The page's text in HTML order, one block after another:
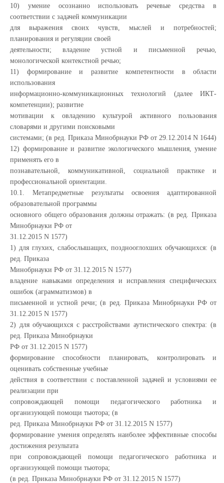
10) умение осознанно использовать речевые средства в
соответствии с задачей коммуникации
для выражения своих чувств, мыслей и потребностей;
планирования и регуляции своей
деятельности; владение устной и письменной речью,
монологической контекстной речью;
11) формирование и развитие компетентности в области
использования
информационно-коммуникационных технологий (далее ИКТ-
компетенции); развитие
мотивации к овладению культурой активного пользования
словарями и другими поисковыми
системами; (в ред. Приказа Минобрнауки РФ от 29.12.2014 N 1644)
12) формирование и развитие экологического мышления, умение
применять его в
познавательной, коммуникативной, социальной практике и
профессиональной ориентации.
10.1. Метапредметные результаты освоения адаптированной
образовательной программы
основного общего образования должны отражать: (в ред. Приказа
Минобрнауки РФ от
31.12.2015 N 1577)
1) для глухих, слабослышащих, позднооглохших обучающихся: (в
ред. Приказа
Минобрнауки РФ от 31.12.2015 N 1577)
владение навыками определения и исправления специфических
ошибок (аграмматизмов) в
письменной и устной речи; (в ред. Приказа Минобрнауки РФ от
31.12.2015 N 1577)
2) для обучающихся с расстройствами аутистического спектра: (в
ред. Приказа Минобрнауки
РФ от 31.12.2015 N 1577)
формирование способности планировать, контролировать и
оценивать собственные учебные
действия в соответствии с поставленной задачей и условиями ее
реализации при
сопровождающей помощи педагогического работника и
организующей помощи тьютора; (в
ред. Приказа Минобрнауки РФ от 31.12.2015 N 1577)
формирование умения определять наиболее эффективные способы
достижения результата
при сопровождающей помощи педагогического работника и
организующей помощи тьютора;
(в ред. Приказа Минобрнауки РФ от 31.12.2015 N 1577)